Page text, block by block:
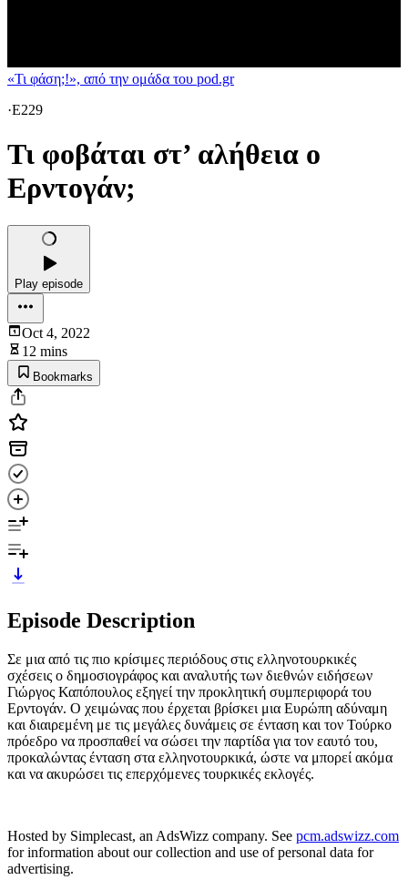
«Τι φάση;!», από την ομάδα του pod.gr
·E229
Τι φοβάται στ’ αλήθεια ο
Ερντογάν;
Play episode
Oct 4, 2022
12 mins
Bookmarks
Episode Description
Σε μια από τις πιο κρίσιμες περιόδους στις ελληνοτουρκικές
σχέσεις ο δημοσιογράφος και αναλυτής των διεθνών ειδήσεων
Γιώργος Καπόπουλος εξηγεί την προκλητική συμπεριφορά του
Ερντογάν. Ο χειμώνας που έρχεται βρίσκει μια Ευρώπη αδύναμη
και διαιρεμένη με τις μεγάλες δυνάμεις σε ένταση και τον Τούρκο
πρόεδρο να προσπαθεί να σώσει την παρτίδα για τον εαυτό του,
προκαλώντας ένταση στα ελληνοτουρκικά, ώστε να μπορεί ακόμα
και να ακυρώσει τις επερχόμενες τουρκικές εκλογές.
Hosted by Simplecast, an AdsWizz company. See pcm.adswizz.com
for information about our collection and use of personal data for
advertising.